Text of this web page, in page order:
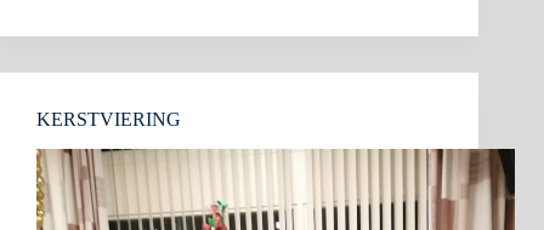
KERSTVIERING